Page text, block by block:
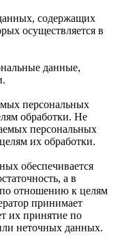
содержащих
осуществляется в
данные,
персональных
обработки. Не
персональных
их обработки.
обеспечивается
а в
по отношению к целям
принимает
их принятие по
неточных данных.